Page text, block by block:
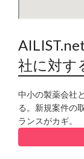
社に対す
中小の製薬会社
る。新規案件の
ランスがカギ。